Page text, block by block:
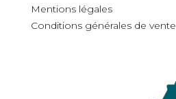
Mentions légales
Conditions générales de vente